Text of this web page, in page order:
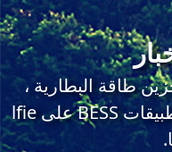
طاقة البطارية ،
وأحدث تقنيات البطاريات ، وتطبيقات BESS على lfie